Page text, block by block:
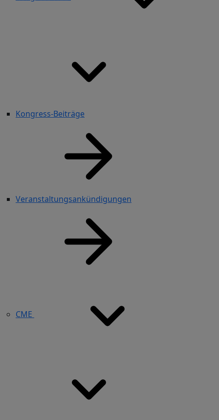
Kongress-Beiträge
Veranstaltungsankündigungen
CME